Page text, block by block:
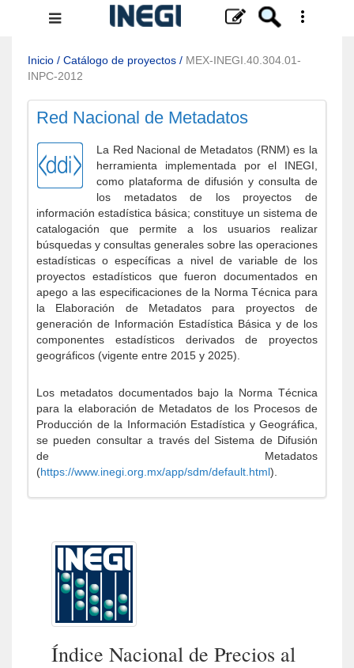
Menú
navegación
Inicio / Catálogo de proyectos / MEX-INEGI.40.304.01-
INPC-2012
Red Nacional de Metadatos
La Red Nacional de Metadatos (RNM) es la
herramienta implementada por el INEGI,
como plataforma de difusión y consulta de
los metadatos de los proyectos de
información estadística básica; constituye un sistema de
catalogación que permite a los usuarios realizar
búsquedas y consultas generales sobre las operaciones
estadísticas o específicas a nivel de variable de los
proyectos estadísticos que fueron documentados en
apego a las especificaciones de la Norma Técnica para
la Elaboración de Metadatos para proyectos de
generación de Información Estadística Básica y de los
componentes estadísticos derivados de proyectos
geográficos (vigente entre 2015 y 2025).
Los metadatos documentados bajo la Norma Técnica
para la elaboración de Metadatos de los Procesos de
Producción de la Información Estadística y Geográfica,
se pueden consultar a través del Sistema de Difusión
de Metadatos
(https://www.inegi.org.mx/app/sdm/default.html).
Índice Nacional de Precios al